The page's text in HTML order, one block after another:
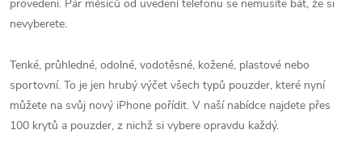
provedení. Pár měsíců od uvedení telefonu se nemusíte bát, že si
nevyberete.
Tenké, průhledné, odolné, vodotěsné, kožené, plastové nebo
sportovní. To je jen hrubý výčet všech typů pouzder, které nyní
můžete na svůj nový iPhone pořídit. V naší nabídce najdete přes
100 krytů a pouzder, z nichž si vybere opravdu každý.